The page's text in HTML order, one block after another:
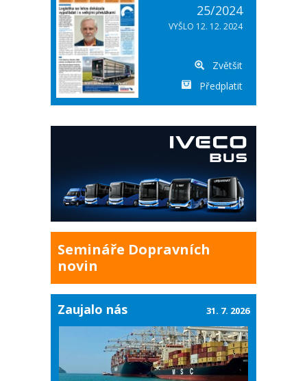
25/2024
VYŠLO 12. 12. 2024
Zvětšit
Předplatit
Semináře Dopravních
novin
Zaujalo nás 31. 7. 2026